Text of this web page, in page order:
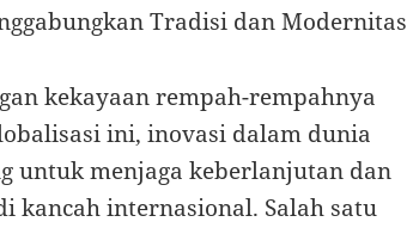
Tradisi dan Modernitas
kekayaan rempah-rempahnya
ini, inovasi dalam dunia
untuk menjaga keberlanjutan dan
kancah internasional. Salah satu